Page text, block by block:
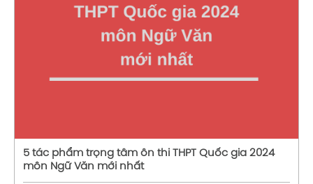
Xem chi tiết
5 tác phẩm trọng tâm ôn thi THPT Quốc gia 2024
môn Ngữ Văn mới nhất